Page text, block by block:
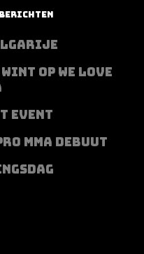
OP WE LOVE
EVENT
MMA DEBUUT